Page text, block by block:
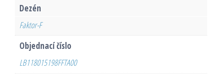
Dezén
Faktor-F
Objednací číslo
LB118015198FFTA00